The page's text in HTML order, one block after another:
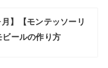
月】【モンテッソーリ
ビールの作り方